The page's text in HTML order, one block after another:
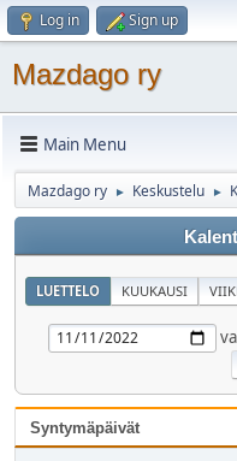
Log in Sign up
Mazdago ry
Main Menu
Mazdago ry ► Keskustelu ►
LUETTELO KUUKAUSI
Syntymäpäivät